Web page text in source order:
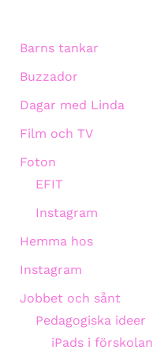
Barns tankar
Buzzador
Dagar med Linda
Film och TV
Foton
EFIT
Instagram
Hemma hos
Instagram
Jobbet och sånt
Pedagogiska ideer
iPads i förskolan